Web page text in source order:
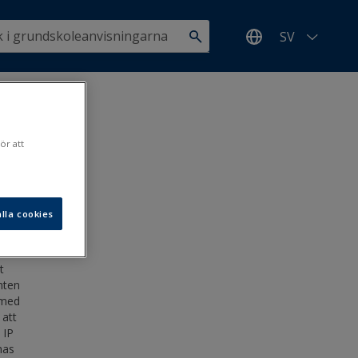
SV
att
att
cookies